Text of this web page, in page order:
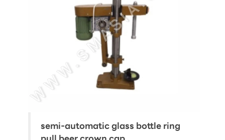
semi-automatic glass bottle ring